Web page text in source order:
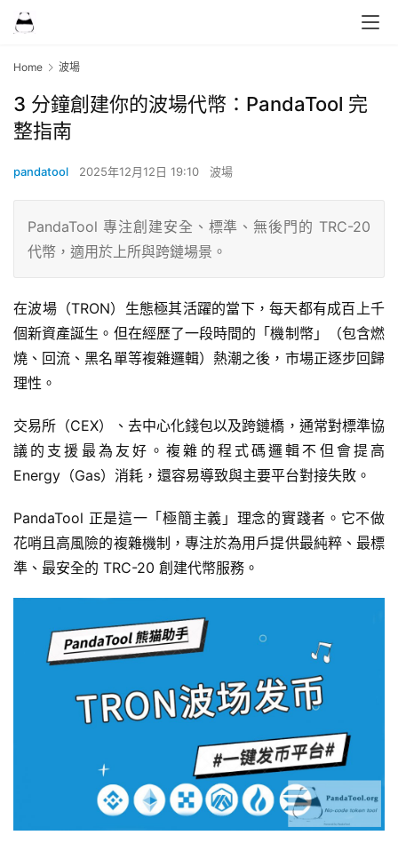
Home 波場
3 分鐘創建你的波場代幣：PandaTool 完
整指南
pandatool 2025年12月12日 19:10 波場
PandaTool 專注創建安全、標準、無後門的 TRC-20
代幣，適用於上所與跨鏈場景。
在波場（TRON）生態極其活躍的當下，每天都有成百上千
個新資產誕生。但在經歷了一段時間的「機制幣」（包含燃
燒、回流、黑名單等複雜邏輯）熱潮之後，市場正逐步回歸
理性。
交易所（CEX）、去中心化錢包以及跨鏈橋，通常對標準協
議的支援最為友好。複雜的程式碼邏輯不但會提高
Energy（Gas）消耗，還容易導致與主要平台對接失敗。
PandaTool 正是這一「極簡主義」理念的實踐者。它不做
花哨且高風險的複雜機制，專注於為用戶提供最純粹、最標
準、最安全的 TRC-20 創建代幣服務。